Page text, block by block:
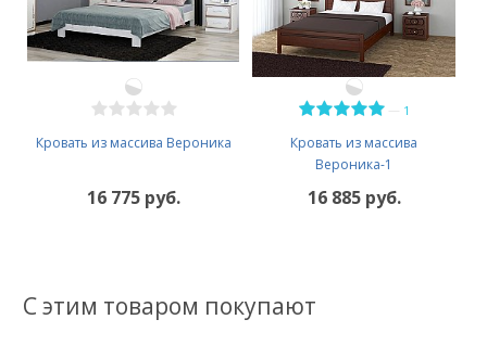
Кровать из массива Вероника
16 775 руб.
1
Кровать из массива
Вероника-1
16 885 руб.
С этим товаром покупают